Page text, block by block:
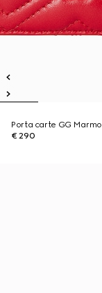
Porta carte GG
€ 290